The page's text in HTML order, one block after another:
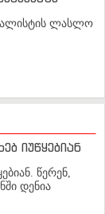
ლასლო
იუწყებიან
წერენ,
დენია